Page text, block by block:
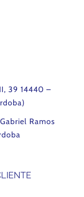
39 14440 –
Ramos